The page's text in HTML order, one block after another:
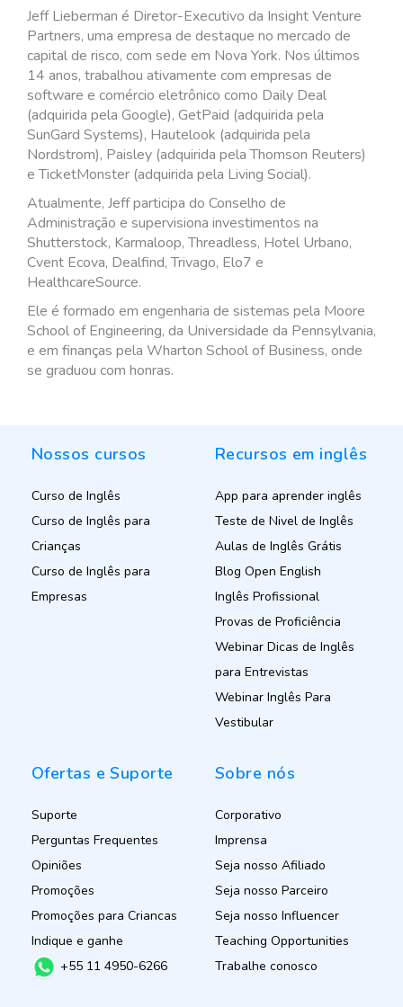
Jeff Lieberman é Diretor-Executivo da Insight Venture
Partners, uma empresa de destaque no mercado de
capital de risco, com sede em Nova York. Nos últimos
14 anos, trabalhou ativamente com empresas de
software e comércio eletrônico como Daily Deal
(adquirida pela Google), GetPaid (adquirida pela
SunGard Systems), Hautelook (adquirida pela
Nordstrom), Paisley (adquirida pela Thomson Reuters)
e TicketMonster (adquirida pela Living Social).
Atualmente, Jeff participa do Conselho de
Administração e supervisiona investimentos na
Shutterstock, Karmaloop, Threadless, Hotel Urbano,
Cvent Ecova, Dealfind, Trivago, Elo7 e
HealthcareSource.
Ele é formado em engenharia de sistemas pela Moore
School of Engineering, da Universidade da Pennsylvania,
e em finanças pela Wharton School of Business, onde
se graduou com honras.
Nossos cursos
Curso de Inglês
Curso de Inglês para
Crianças
Curso de Inglês para
Empresas
Recursos em inglês
App para aprender inglês
Teste de Nivel de Inglês
Aulas de Inglês Grátis
Blog Open English
Inglês Profissional
Provas de Proficiência
Webinar Dicas de Inglês
para Entrevistas
Webinar Inglês Para
Vestibular
Ofertas e Suporte
Suporte
Perguntas Frequentes
Opiniões
Promoções
Promoções para Criancas
Indique e ganhe
+55 11 4950-6266
Sobre nós
Corporativo
Imprensa
Seja nosso Afiliado
Seja nosso Parceiro
Seja nosso Influencer
Teaching Opportunities
Trabalhe conosco